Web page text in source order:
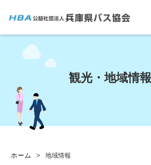
観光・地域情報
ホーム > 地域情報